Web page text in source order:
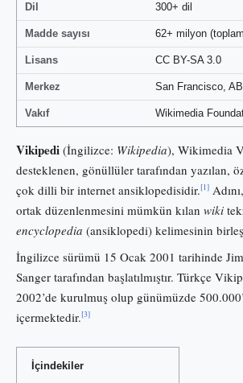
Dil 300+ dil
Madde sayısı 62+ milyon
Lisans CC BY-SA 3.0
Merkez San Francisco,
Vakıf Wikimedia
Vikipedi (İngilizce: Wikipedia), Wikimedia
desteklenen, gönüllüler tarafından yazılan,
çok dilli bir internet ansiklopedisidir.[1]
ortak düzenlenmesini mümkün kılan wiki
encyclopedia (ansiklopedi) kelimesinin
İngilizce sürümü 15 Ocak 2001 tarihinde
Sanger tarafından başlatılmıştır. Türkçe
2002’de kurulmuş olup günümüzde
içermektedir.[3]
İçindekiler